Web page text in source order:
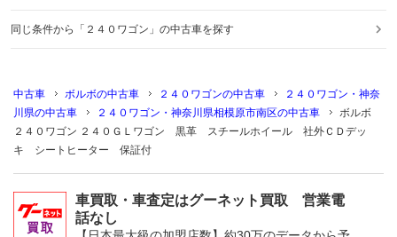
同じ条件から「２４０ワゴン」の中古車を探す
中古車 ボルボの中古車 ２４０ワゴンの中古車
２４０ワゴン・神奈
川県の中古車
２４０ワゴン・神奈川県相模原市南区の中古車
ボルボ
２４０ワゴン ２４０ＧＬワゴン 黒革 スチールホイール 社外ＣＤデッ
キ シートヒーター 保証付
車買取・車査定はグーネット買取 営業電
話なし